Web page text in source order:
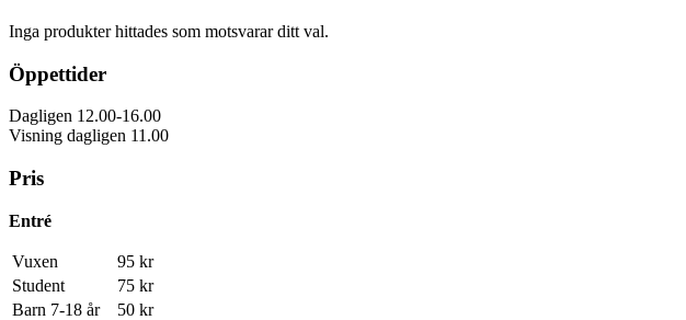
Inga produkter hittades som motsvarar ditt val.
Öppettider
Dagligen 12.00-16.00
Visning dagligen 11.00
Pris
Entré
Vuxen
95 kr
Student
75 kr
Barn 7-18 år
50 kr